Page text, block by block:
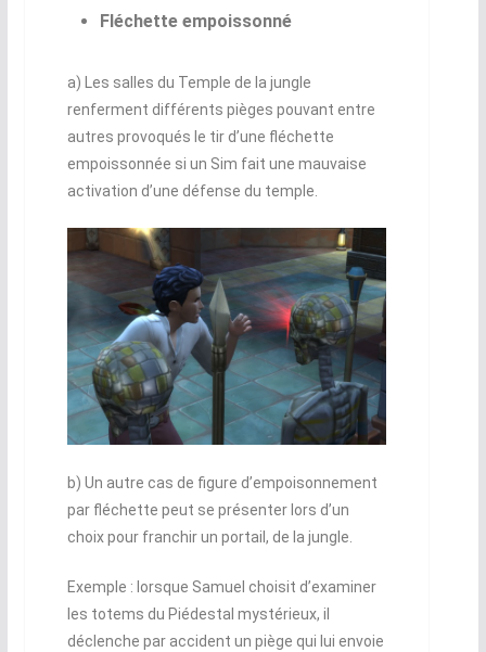
Fléchette empoissonné
a) Les salles du Temple de la jungle
renferment différents pièges pouvant entre
autres provoqués le tir d’une fléchette
empoissonnée si un Sim fait une mauvaise
activation d’une défense du temple.
b) Un autre cas de figure d’empoisonnement
par fléchette peut se présenter lors d’un
choix pour franchir un portail, de la jungle.
Exemple : lorsque Samuel choisit d’examiner
les totems du Piédestal mystérieux, il
déclenche par accident un piège qui lui envoie